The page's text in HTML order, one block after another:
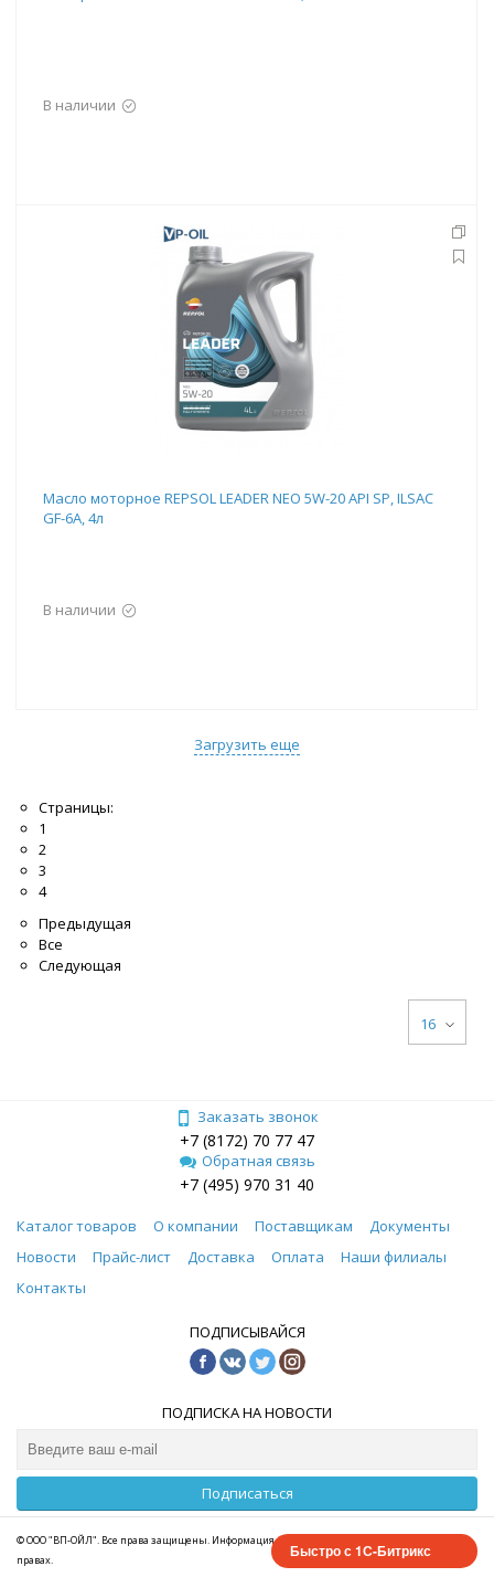
В наличии
Масло моторное REPSOL LEADER NEO 5W-20 API SP, ILSAC
GF-6A, 4л
В наличии
Загрузить еще
Страницы:
1
2
3
4
Предыдущая
Все
Следующая
16
Заказать звонок
+7 (8172) 70 77 47
Обратная связь
+7 (495) 970 31 40
Каталог товаров О компании Поставщикам
Документы
Новости
Прайс-лист Доставка Оплата
Наши филиалы
Контакты
ПОДПИСЫВАЙСЯ
ПОДПИСКА НА НОВОСТИ
Подписаться
© ООО "ВП-ОЙЛ". Все права защищены. Информация сайта защищена законом об авторских
правах.
Быстро с 1С-Битрикс